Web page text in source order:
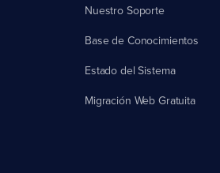
Nuestro Soporte
Base de Conocimientos
Estado del Sistema
Migración Web Gratuita